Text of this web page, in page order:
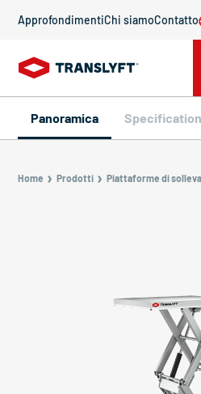
ApprofondimentiChi siamoContatto
Panoramica
Home Prodotti Piattaforme di